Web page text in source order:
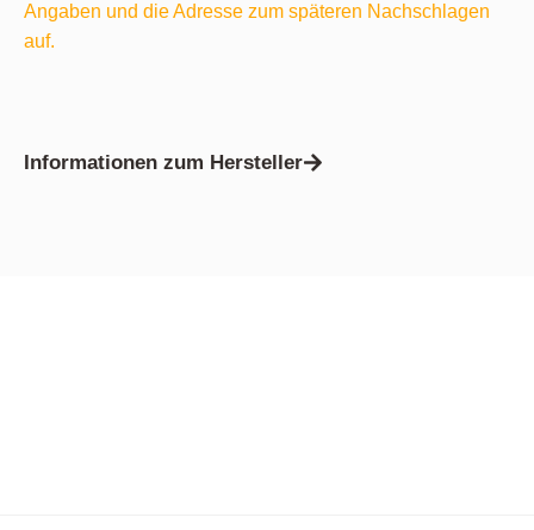
Angaben und die Adresse zum späteren Nachschlagen
auf.
Informationen zum Hersteller